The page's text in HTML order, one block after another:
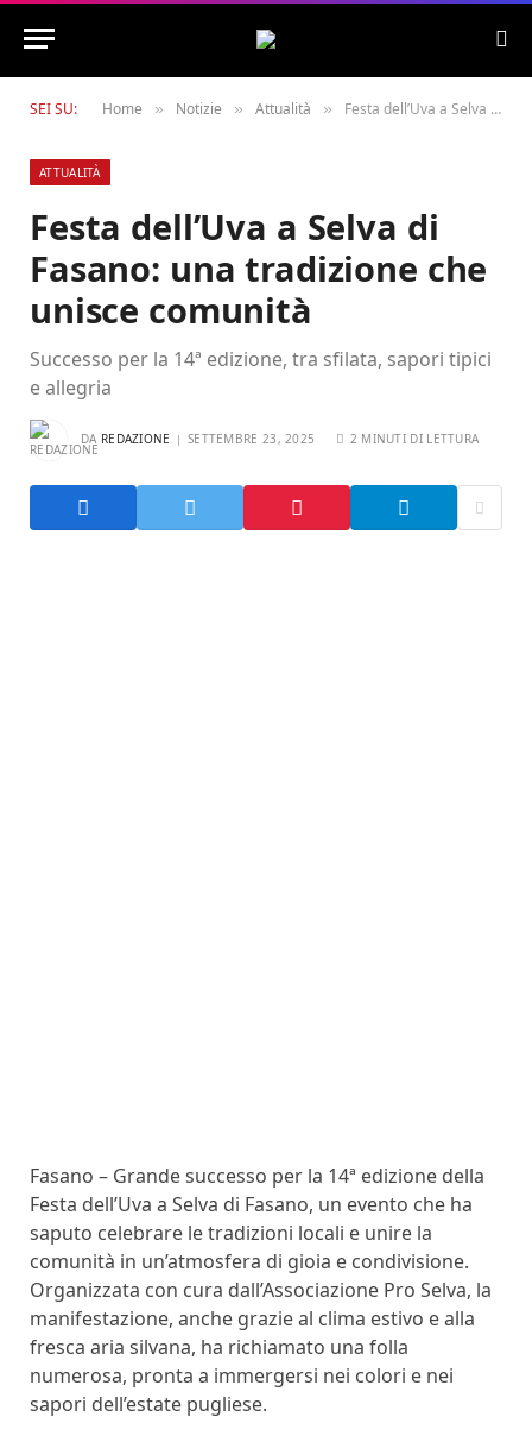
SEI SU: Home » Notizie » Attualità » Festa dell’Uva a Selva di Fasano: una tradizione che unisce comunità
ATTUALITÀ
Festa dell’Uva a Selva di
Fasano: una tradizione che
unisce comunità
Successo per la 14ª edizione, tra sfilata, sapori tipici
e allegria
DA REDAZIONE SETTEMBRE 23, 2025 2 MINUTI DI LETTURA
Fasano – Grande successo per la 14ª edizione della
Festa dell’Uva a Selva di Fasano, un evento che ha
saputo celebrare le tradizioni locali e unire la
comunità in un’atmosfera di gioia e condivisione.
Organizzata con cura dall’Associazione Pro Selva, la
manifestazione, anche grazie al clima estivo e alla
fresca aria silvana, ha richiamato una folla
numerosa, pronta a immergersi nei colori e nei
sapori dell’estate pugliese.